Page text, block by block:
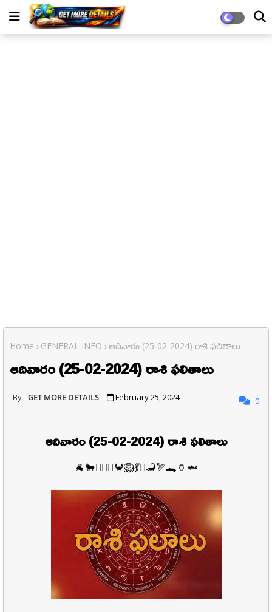
Home GENERAL INFO ఆదివారం (25-02-2024) రాశి ఫలితాలు
ఆదివారం (25-02-2024) రాశి ఫలితాలు
GET MORE DETAILS February 25, 2024 0
ఆదివారం (25-02-2024) రాశి ఫలితాలు
🐐🐂👩‍❤️‍👨🦀🦁💃⚖️🦂🏹🐊🏺🦈